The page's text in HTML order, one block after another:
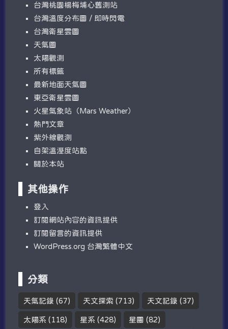
台灣桃園楊梅埔心舊測站
台灣溫度分布圖 / 即時閃電
台灣衛星雲圖
天氣圖
太陽觀測
所有標籤
最新地面天氣圖
東亞衛星雲圖
火星氣象站（Mars Weather）
熱門文章
紫外線觀測
自架溫溼度站點
關於本站
其他操作
登入
訂閱網站內容的資訊提供
訂閱留言的資訊提供
WordPress.org 台灣繁體中文
分類
天氣記錄 (67) 天文探索 (713) 天文記錄 (37)
太陽系 (118) 星系 (428) 星團 (82)